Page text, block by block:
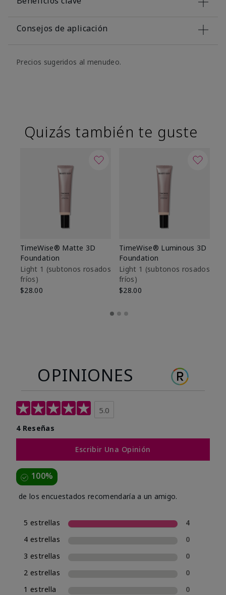
Consejos de aplicación
Precios sugeridos al menudeo.
Quizás también te guste
TimeWise® Matte 3D
Foundation
Light 1​ (subtonos rosados
fríos)
$28.00
TimeWise® Luminous 3D
Foundation
Light 1​ (subtonos rosados
fríos)
$28.00
OPINIONES
5.0
4 Reseñas
Escribir Una Opinión
100%
de los encuestados recomendaría a un amigo.
5 estrellas
4
4 estrellas
0
3 estrellas
0
2 estrellas
0
1 estrella
0